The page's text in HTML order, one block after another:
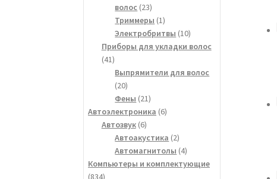
волос 2323
товара
Триммеры 11
товар
Электробритвы 1010
товаров
Приборы для укладки волос
4141
товар
Выпрямители для волос
2020
товаров
Фены 2121
товар
Автоэлектроника 66
Автозвук 66
товаров
Автоакустика 22
товара
Автомагнитолы 44
товара
Компьютеры и комплектующие
834834